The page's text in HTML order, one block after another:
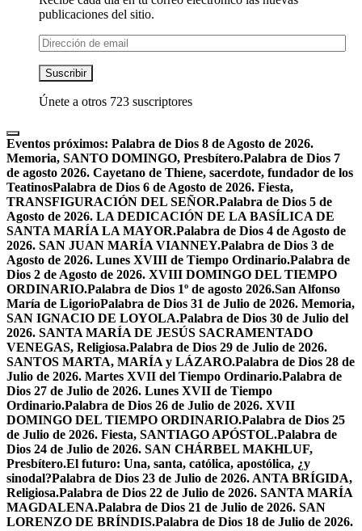
publicaciones del sitio.
Dirección
de
email
Suscribir
Únete a otros 723 suscriptores
Eventos próximos: Palabra de Dios 8 de Agosto de 2026.
Memoria, SANTO DOMINGO, Presbítero.Palabra de Dios 7
de agosto 2026. Cayetano de Thiene, sacerdote, fundador de los
TeatinosPalabra de Dios 6 de Agosto de 2026. Fiesta,
TRANSFIGURACIÓN DEL SEÑOR.Palabra de Dios 5 de
Agosto de 2026. LA DEDICACIÓN DE LA BASÍLICA DE
SANTA MARÍA LA MAYOR.Palabra de Dios 4 de Agosto de
2026. SAN JUAN MARÍA VIANNEY.Palabra de Dios 3 de
Agosto de 2026. Lunes XVIII de Tiempo Ordinario.Palabra de
Dios 2 de Agosto de 2026. XVIII DOMINGO DEL TIEMPO
ORDINARIO.Palabra de Dios 1º de agosto 2026.San Alfonso
María de LigorioPalabra de Dios 31 de Julio de 2026. Memoria,
SAN IGNACIO DE LOYOLA.Palabra de Dios 30 de Julio del
2026. SANTA MARÍA DE JESÚS SACRAMENTADO
VENEGAS, Religiosa.Palabra de Dios 29 de Julio de 2026.
SANTOS MARTA, MARÍA y LÁZARO.Palabra de Dios 28 de
Julio de 2026. Martes XVII del Tiempo Ordinario.Palabra de
Dios 27 de Julio de 2026. Lunes XVII de Tiempo
Ordinario.Palabra de Dios 26 de Julio de 2026. XVII
DOMINGO DEL TIEMPO ORDINARIO.Palabra de Dios 25
de Julio de 2026. Fiesta, SANTIAGO APÓSTOL.Palabra de
Dios 24 de Julio de 2026. SAN CHÁRBEL MAKHLUF,
Presbítero.El futuro: Una, santa, católica, apostólica, ¿y
sinodal?Palabra de Dios 23 de Julio de 2026. ANTA BRÍGIDA,
Religiosa.Palabra de Dios 22 de Julio de 2026. SANTA MARÍA
MAGDALENA.Palabra de Dios 21 de Julio de 2026. SAN
LORENZO DE BRÍNDIS.Palabra de Dios 18 de Julio de 2026.